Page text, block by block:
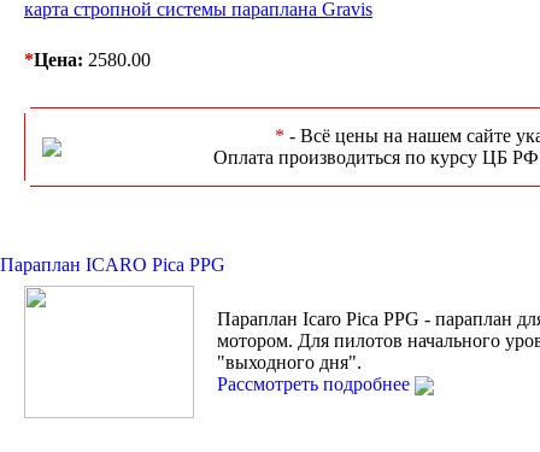
карта стропной системы параплана Gravis
*Цена: 2580.00
* - Всё цены на нашем сайте
Оплата производиться по курсу ЦБ
Параплан ICARO Pica PPG
Параплан Icaro Pica PPG - параплан
мотором. Для пилотов начального
"выходного дня".
Рассмотреть подробнее